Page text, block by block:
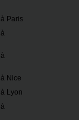
Paris
Nice
Lyon